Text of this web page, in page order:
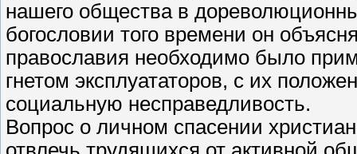
нашего общества в
богословии того времени он
православия необходимо было
гнетом эксплуататоров, с их
социальную несправедливость.
Вопрос о личном спасении